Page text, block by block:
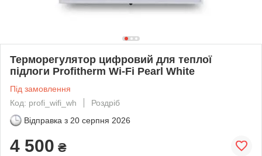
Терморегулятор цифровий для теплої
підлоги Profitherm Wi-Fi Peаrl White
Під замовлення
Код: profi_wifi_wh
Роздріб
Відправка з 20 серпня 2026
4 500 ₴